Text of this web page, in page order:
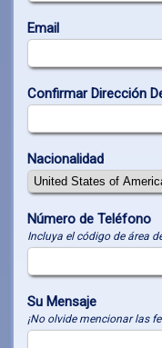
Email
Confirmar Dirección
Nacionalidad
Número de Teléfono
Incluya el código de área
Su Mensaje
¡No olvide mencionar las